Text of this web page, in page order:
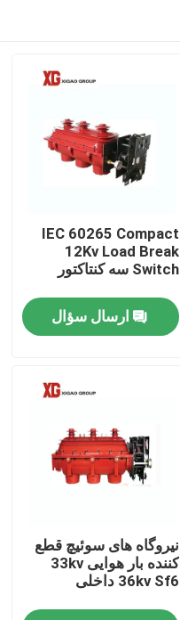
IEC 60265 Compact
12Kv Load Break
Switch سه کنتاکتور
ارسال سؤال
نیروگاه های سوئیچ قطع
کننده بار هوایی 33kv
36kv Sf6 داخلی